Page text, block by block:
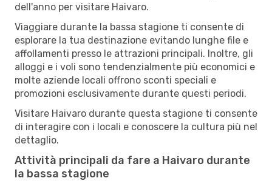
dell'anno per visitare Haivaro.
Viaggiare durante la bassa stagione ti consente di
esplorare la tua destinazione evitando lunghe file e
affollamenti presso le attrazioni principali. Inoltre, gli
alloggi e i voli sono tendenzialmente più economici e
molte aziende locali offrono sconti speciali e
promozioni esclusivamente durante questi periodi.
Visitare Haivaro durante questa stagione ti consente
di interagire con i locali e conoscere la cultura più nel
dettaglio.
Attività principali da fare a Haivaro durante
la bassa stagione